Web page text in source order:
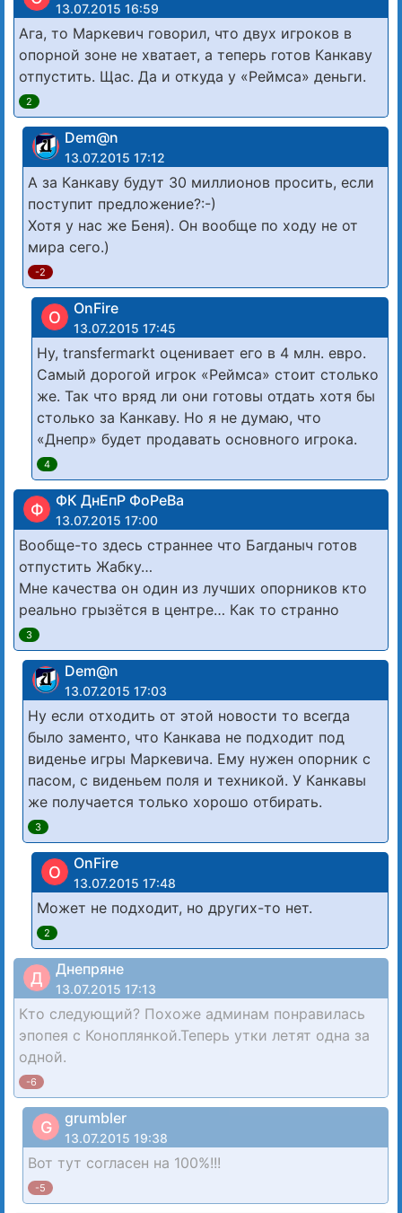
13.07.2015 16:59
Ага, то Маркевич говорил, что двух игроков в
опорной зоне не хватает, а теперь готов Канкаву
отпустить. Щас. Да и откуда у «Реймса» деньги.
2
Dem@n
13.07.2015 17:12
А за Канкаву будут 30 миллионов просить, если
поступит предложение?:-)
Хотя у нас же Беня). Он вообще по ходу не от
мира сего.)
-2
O OnFire
13.07.2015 17:45
Ну, transfermarkt оценивает его в 4 млн. евро.
Самый дорогой игрок «Реймса» стоит столько
же. Так что вряд ли они готовы отдать хотя бы
столько за Канкаву. Но я не думаю, что
«Днепр» будет продавать основного игрока.
4
Ф ФК ДнЕпР ФоРеВа
13.07.2015 17:00
Вообще-то здесь страннее что Багданыч готов
отпустить Жабку…
Мне качества он один из лучших опорников кто
реально грызётся в центре… Как то странно
3
Dem@n
13.07.2015 17:03
Ну если отходить от этой новости то всегда
было заменто, что Канкава не подходит под
виденье игры Маркевича. Ему нужен опорник с
пасом, с виденьем поля и техникой. У Канкавы
же получается только хорошо отбирать.
3
O OnFire
13.07.2015 17:48
Может не подходит, но других-то нет.
2
Д Днепряне
13.07.2015 17:13
Кто следующий? Похоже админам понравилась
эпопея с Коноплянкой.Теперь утки летят одна за
одной.
-6
G grumbler
13.07.2015 19:38
Вот тут согласен на 100%!!!
-5